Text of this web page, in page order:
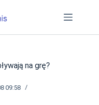
na grę?
09:58